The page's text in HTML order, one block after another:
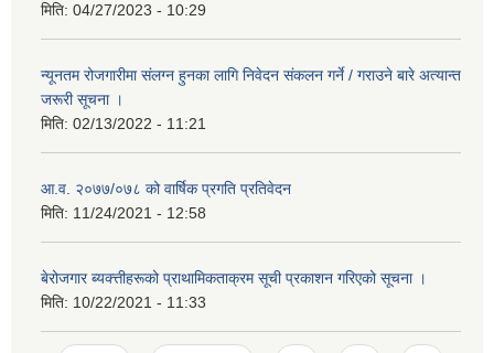
मिति: 04/27/2023 - 10:29
न्यूनतम रोजगारीमा संलग्न हुनका लागि निवेदन संकलन गर्ने / गराउने बारे अत्यान्त
जरूरी सूचना ।
मिति: 02/13/2022 - 11:21
आ.व. २०७७/०७८ को वार्षिक प्रगति प्रतिवेदन
मिति: 11/24/2021 - 12:58
बेरोजगार ब्यक्त्तीहरूको प्राथामिकताक्रम सूची प्रकाशन गरिएको सूचना ।
मिति: 10/22/2021 - 11:33